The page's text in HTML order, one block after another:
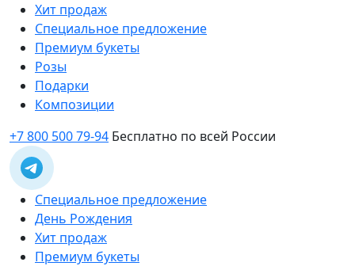
Хит продаж
Специальное предложение
Премиум букеты
Розы
Подарки
Композиции
+7 800 500 79-94 Бесплатно по всей России
Специальное предложение
День Рождения
Хит продаж
Премиум букеты